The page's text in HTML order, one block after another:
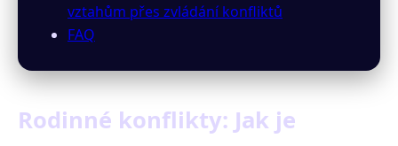
vztahům přes zvládání konfliktů
FAQ
Rodinné konflikty: Jak je